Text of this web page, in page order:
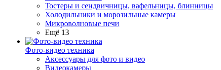
Тостеры и сендвичницы, вафельницы, блинницы
Холодильники и морозильные камеры
Микроволновые печи
Ещё 13
Фото-видео техника
Аксессуары для фото и видео
Видеокамеры